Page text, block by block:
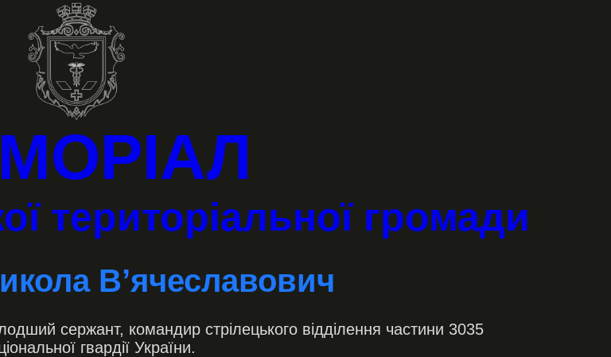
територіальної громади
В’ячеславович
сержант, командир стрілецького відділення частини 3035
гвардії України.